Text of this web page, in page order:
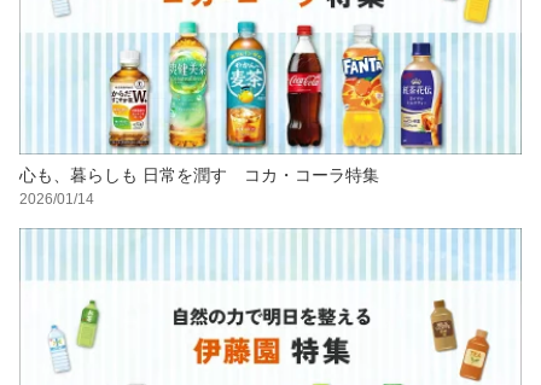
心も、暮らしも 日常を潤す コカ・コーラ特集
2026/01/14